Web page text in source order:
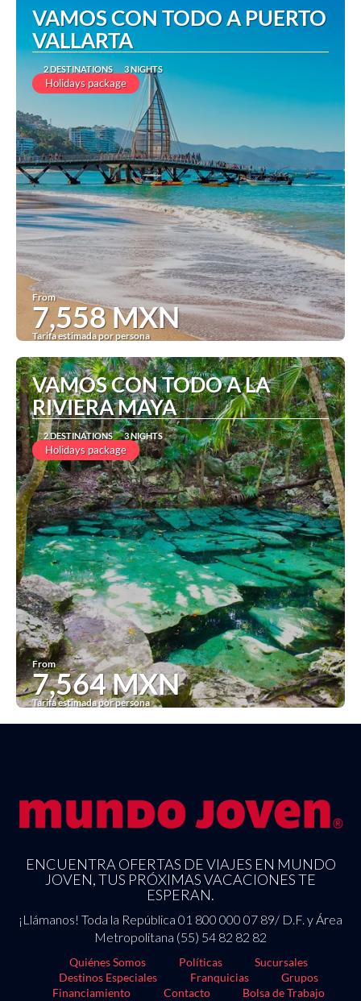
VAMOS CON TODO A PUERTO
VALLARTA
2 DESTINATIONS 3 NIGHTS
Holidays package
From
7,558 MXN
Tarifa estimada por persona
See
VAMOS CON TODO A LA
RIVIERA MAYA
2 DESTINATIONS 3 NIGHTS
Holidays package
From
7,564 MXN
Tarifa estimada por persona
See
ENCUENTRA OFERTAS DE VIAJES EN MUNDO
JOVEN, TUS PRÓXIMAS VACACIONES TE
ESPERAN.
¡Llámanos! Toda la República 01 800 000 07 89/ D.F. y Área
Metropolitana (55) 54 82 82 82
Quiénes Somos Políticas
Sucursales
Destinos Especiales
Franquicias
Grupos
Financiamiento
Contacto Bolsa de Trabajo